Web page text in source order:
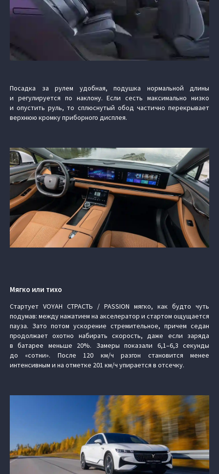
Посадка за рулем удобная, подушка нормальной длины
и регулируется по наклону. Если сесть максимально низко
и опустить руль, то сплюснутый обод частично перекрывает
верхнюю кромку приборного дисплея.
Мягко или тихо
Стартует VOYAH СТРАСТЬ / PASSION мягко, как будто чуть
подумав: между нажатием на акселератор и стартом ощущается
пауза. Зато потом ускорение стремительное, причем седан
продолжает охотно набирать скорость, даже если заряда
в батарее меньше 20%. Замеры показали 6,1–6,3 секунды
до «сотни». После 120 км/ч разгон становится менее
интенсивным и на отметке 201 км/ч упирается в отсечку.